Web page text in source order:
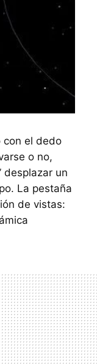
con el dedo
o no,
desplazar un
La pestaña
de vistas: